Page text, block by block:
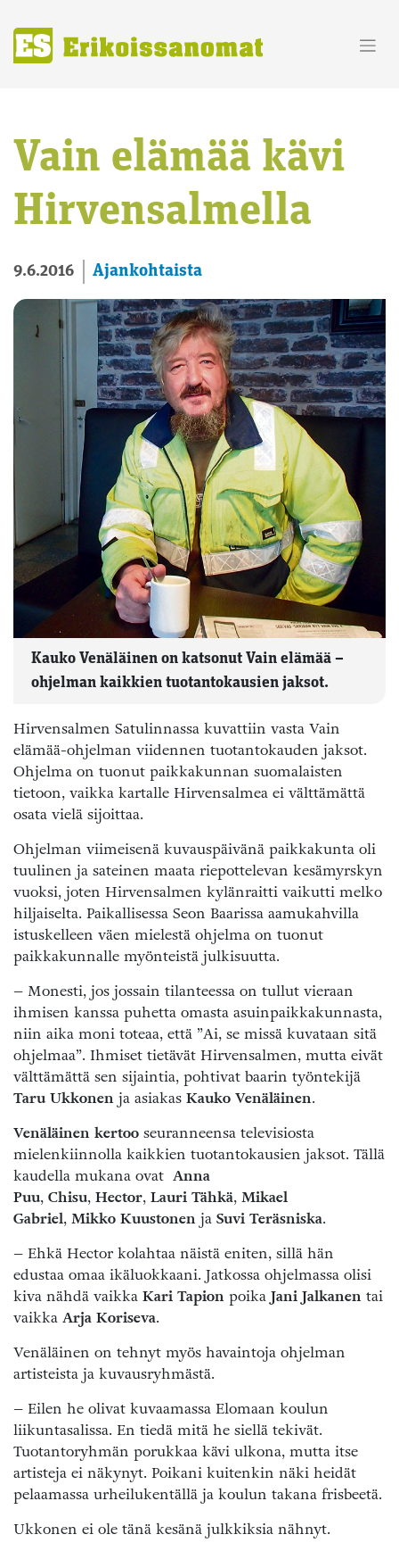
content
Vain elämää kävi
Hirvensalmella
9.6.2016 Ajankohtaista
Kauko Venäläinen on katsonut Vain elämää –
ohjelman kaikkien tuotantokausien jaksot.
Hirvensalmen Satulinnassa kuvattiin vasta Vain
elämää-ohjelman viidennen tuotantokauden jaksot.
Ohjelma on tuonut paikkakunnan suomalaisten
tietoon, vaikka kartalle Hirvensalmea ei välttämättä
osata vielä sijoittaa.
Ohjelman viimeisenä kuvauspäivänä paikkakunta oli
tuulinen ja sateinen maata riepottelevan kesämyrskyn
vuoksi, joten Hirvensalmen kylänraitti vaikutti melko
hiljaiselta. Paikallisessa Seon Baarissa aamukahvilla
istuskelleen väen mielestä ohjelma on tuonut
paikkakunnalle myönteistä julkisuutta.
– Monesti, jos jossain tilanteessa on tullut vieraan
ihmisen kanssa puhetta omasta asuinpaikkakunnasta,
niin aika moni toteaa, että ”Ai, se missä kuvataan sitä
ohjelmaa”. Ihmiset tietävät Hirvensalmen, mutta eivät
välttämättä sen sijaintia, pohtivat baarin työntekijä
Taru Ukkonen ja asiakas Kauko Venäläinen.
Venäläinen kertoo seuranneensa televisiosta
mielenkiinnolla kaikkien tuotantokausien jaksot. Tällä
kaudella mukana ovat Anna
Puu, Chisu, Hector, Lauri Tähkä, Mikael
Gabriel, Mikko Kuustonen ja Suvi Teräsniska.
– Ehkä Hector kolahtaa näistä eniten, sillä hän
edustaa omaa ikäluokkaani. Jatkossa ohjelmassa olisi
kiva nähdä vaikka Kari Tapion poika Jani Jalkanen tai
vaikka Arja Koriseva.
Venäläinen on tehnyt myös havaintoja ohjelman
artisteista ja kuvausryhmästä.
– Eilen he olivat kuvaamassa Elomaan koulun
liikuntasalissa. En tiedä mitä he siellä tekivät.
Tuotantoryhmän porukkaa kävi ulkona, mutta itse
artisteja ei näkynyt. Poikani kuitenkin näki heidät
pelaamassa urheilukentällä ja koulun takana frisbeetä.
Ukkonen ei ole tänä kesänä julkkiksia nähnyt.